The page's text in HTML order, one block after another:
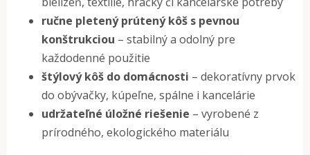
ručne pletený prútený kôš s pevnou
konštrukciou – stabilný a odolný pre
každodenné použitie
štýlový kôš do domácnosti – dekoratívny prvok
do obývačky, kúpeľne, spálne i kancelárie
udržateľné úložné riešenie – vyrobené z
prírodného, ​​ekologického materiálu